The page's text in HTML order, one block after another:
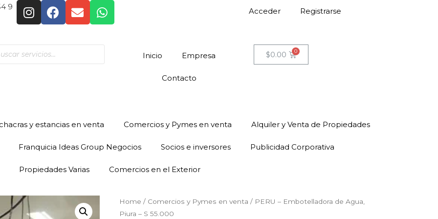
9 Acceder Registrarse
Inicio Empresa
Contacto
$0.00
y estancias en venta Comercios y Pymes en venta Alquiler y Venta de Propiedades
Franquicia Ideas Group Negocios Socios e inversores Publicidad Corporativa
Propiedades Varias Comercios en el Exterior
Home / Comercios y Pymes en venta / PERU – Embotelladora de Agua,
Piura – S 55.000